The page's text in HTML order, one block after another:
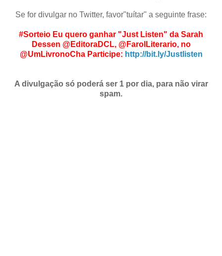
Se for divulgar no Twitter, favor"tuítar" a seguinte frase:
#Sorteio Eu quero ganhar "Just Listen" da Sarah
Dessen @EditoraDCL, @FarolLiterario, no
@UmLivronoCha Participe: http://bit.ly/Justlisten
A divulgação só poderá ser 1 por dia, para não virar
spam.